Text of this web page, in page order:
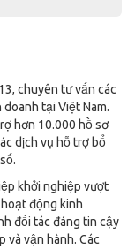
chuyên tư vấn các
tại Việt Nam.
hơn 10.000 hồ sơ
dịch vụ hỗ trợ bổ
khởi nghiệp vượt
động kinh
đối tác đáng tin cậy
và vận hành. Các